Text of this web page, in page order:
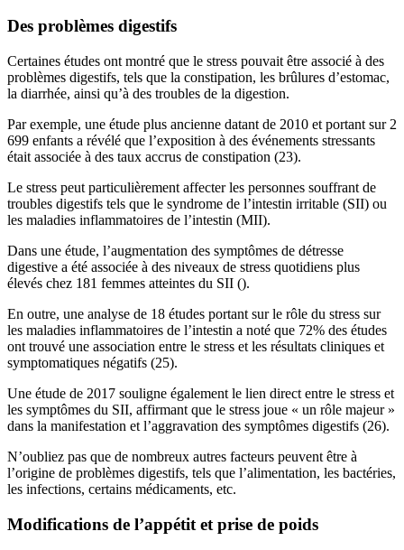
Des problèmes digestifs
Certaines études ont montré que le stress pouvait être associé à des
problèmes digestifs, tels que la constipation, les brûlures d’estomac,
la diarrhée, ainsi qu’à des troubles de la digestion.
Par exemple, une étude plus ancienne datant de 2010 et portant sur 2
699 enfants a révélé que l’exposition à des événements stressants
était associée à des taux accrus de constipation (23).
Le stress peut particulièrement affecter les personnes souffrant de
troubles digestifs tels que le syndrome de l’intestin irritable (SII) ou
les maladies inflammatoires de l’intestin (MII).
Dans une étude, l’augmentation des symptômes de détresse
digestive a été associée à des niveaux de stress quotidiens plus
élevés chez 181 femmes atteintes du SII ().
En outre, une analyse de 18 études portant sur le rôle du stress sur
les maladies inflammatoires de l’intestin a noté que 72% des études
ont trouvé une association entre le stress et les résultats cliniques et
symptomatiques négatifs (25).
Une étude de 2017 souligne également le lien direct entre le stress et
les symptômes du SII, affirmant que le stress joue « un rôle majeur »
dans la manifestation et l’aggravation des symptômes digestifs (26).
N’oubliez pas que de nombreux autres facteurs peuvent être à
l’origine de problèmes digestifs, tels que l’alimentation, les bactéries,
les infections, certains médicaments, etc.
Modifications de l’appétit et prise de poids